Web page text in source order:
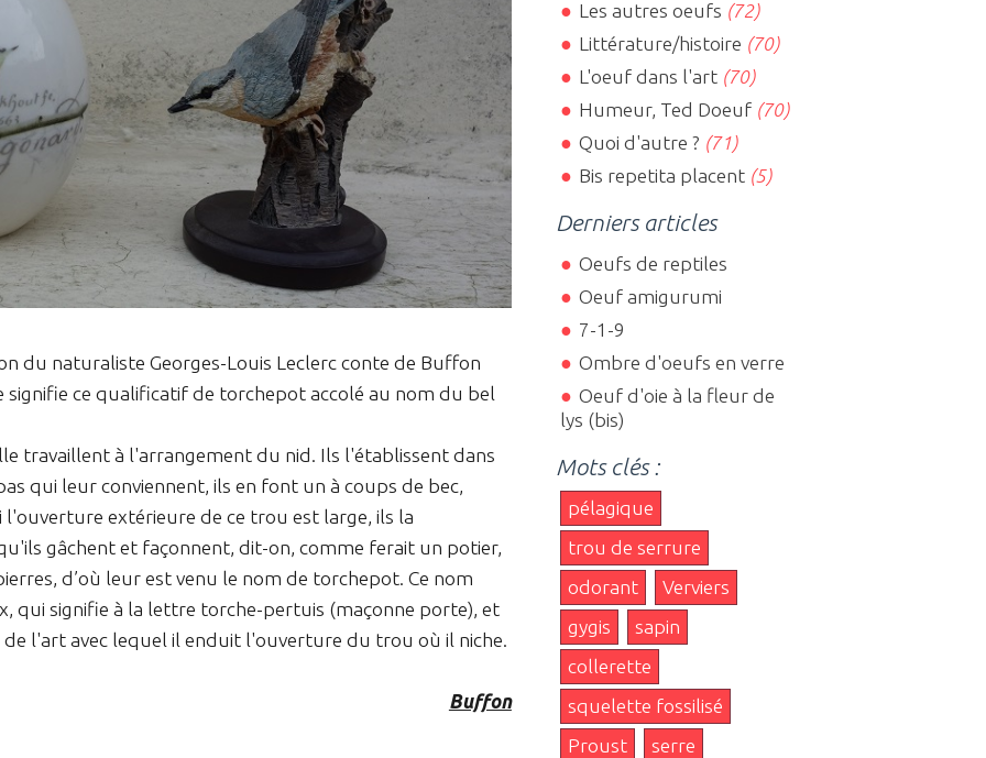
du naturaliste Georges-Louis Leclerc conte de Buffon
signifie ce qualificatif de torchepot accolé au nom du bel
travaillent à l'arrangement du nid. Ils l'établissent dans
qui leur conviennent, ils en font un à coups de bec,
extérieure de ce trou est large, ils la
gâchent et façonnent, dit-on, comme ferait un potier,
d’où leur est venu le nom de torchepot. Ce nom
qui signifie à la lettre torche-pertuis (maçonne porte), et
de l'art avec lequel il enduit l'ouverture du trou où il niche.
Buffon
Les autres oeufs (72)
Littérature/histoire (70)
L'oeuf dans l'art(70)
Humeur, Ted Doeuf(70)
Quoi d'autre ? (71)
Bis repetita placent(5)
Derniers articles
Oeufs de reptiles
Oeuf amigurumi
7-1-9
Ombre d'oeufs en verre
Oeuf d'oie à la fleur de
lys (bis)
Mots clés :
pélagique
trou de serrure
odorant
Verviers
gygis
sapin
collerette
squelette fossilisé
Proust
serre